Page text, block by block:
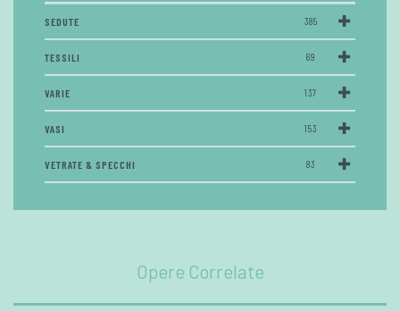
SEDUTE 385
TESSILI 69
VARIE 137
VASI 153
VETRATE & SPECCHI 83
Opere Correlate